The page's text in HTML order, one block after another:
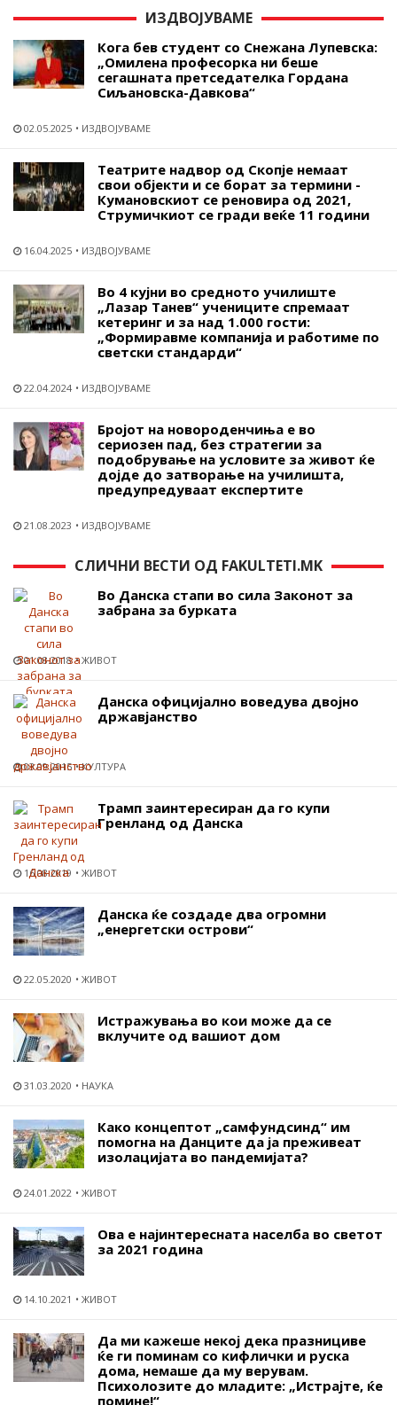
ИЗДВОЈУВАМЕ
Кога бев студент со Снежана Лупевска:
„Омилена професорка ни беше
сегашната претседателка Гордана
Сиљановска-Давкова“
02.05.2025 ИЗДВОЈУВАМЕ
Театрите надвор од Скопје немаат
свои објекти и се борат за термини -
Кумановскиот се реновира од 2021,
Струмичкиот се гради веќе 11 години
16.04.2025 ИЗДВОЈУВАМЕ
Во 4 кујни во средното училиште
„Лазар Танев“ учениците спремаат
кетеринг и за над 1.000 гости:
„Формиравме компанија и работиме по
светски стандарди“
22.04.2024 ИЗДВОЈУВАМЕ
Бројот на новороденчиња е во
сериозен пад, без стратегии за
подобрување на условите за живот ќе
дојде до затворање на училишта,
предупредуваат експертите
21.08.2023 ИЗДВОЈУВАМЕ
СЛИЧНИ ВЕСТИ ОД FAKULTETI.MK
Во Данска стапи во сила Законот за
забрана за бурката
01.08.2018 ЖИВОТ
Данска официјално воведува двојно
државјанство
03.09.2015 КУЛТУРА
Tрамп заинтересиран да го купи
Гренланд од Данска
16.08.2019 ЖИВОТ
Данска ќе создаде два огромни
„енергетски острови“
22.05.2020 ЖИВОТ
Истражувања во кои може да се
вклучите од вашиот дом
31.03.2020 НАУКА
Како концептот „самфундсинд“ им
помогна на Данците да ја преживеат
изолацијата во пандемијата?
24.01.2022 ЖИВОТ
Ова е најинтересната населба во светот
за 2021 година
14.10.2021 ЖИВОТ
Да ми кажеше некој дека празнициве
ќе ги поминам со кифлички и руска
дома, немаше да му верувам.
Психолозите до младите: „Истрајте, ќе
помине!“